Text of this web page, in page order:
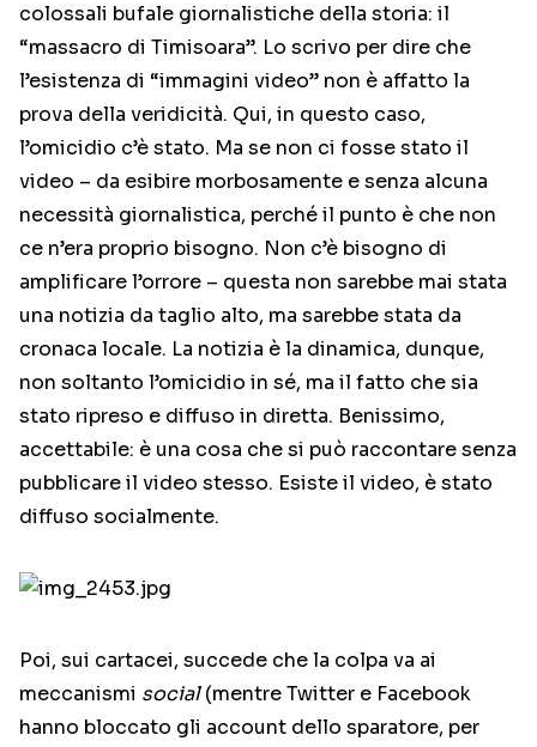
colossali bufale giornalistiche della storia: il
“massacro di Timisoara”. Lo scrivo per dire che
l’esistenza di “immagini video” non è affatto la
prova della veridicità. Qui, in questo caso,
l’omicidio c’è stato. Ma se non ci fosse stato il
video – da esibire morbosamente e senza alcuna
necessità giornalistica, perché il punto è che non
ce n’era proprio bisogno. Non c’è bisogno di
amplificare l’orrore – questa non sarebbe mai stata
una notizia da taglio alto, ma sarebbe stata da
cronaca locale. La notizia è la dinamica, dunque,
non soltanto l’omicidio in sé, ma il fatto che sia
stato ripreso e diffuso in diretta. Benissimo,
accettabile: è una cosa che si può raccontare senza
pubblicare il video stesso. Esiste il video, è stato
diffuso socialmente.
Poi, sui cartacei, succede che la colpa va ai
meccanismi social(mentre Twitter e Facebook
hanno bloccato gli account dello sparatore, per